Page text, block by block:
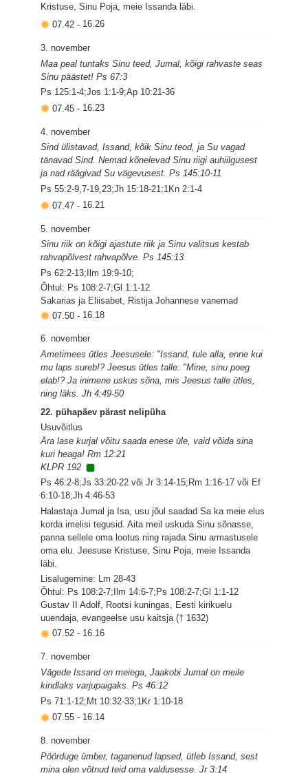
Kristuse, Sinu Poja, meie Issanda läbi.
07.42- 16.26
3. november
Maa peal tuntaks Sinu teed, Jumal, kõigi rahvaste seas
Sinu päästet! Ps 67:3
Ps 125:1-4;Jos 1:1-9;Ap 10:21-36
07.45- 16.23
4. november
Sind ülistavad, Issand, kõik Sinu teod, ja Su vagad
tänavad Sind. Nemad kõnelevad Sinu riigi auhiilgusest
ja nad räägivad Su vägevusest. Ps 145:10-11
Ps 55:2-9,7-19,23;Jh 15:18-21;1Kn 2:1-4
07.47- 16.21
5. november
Sinu riik on kõigi ajastute riik ja Sinu valitsus kestab
rahvapõlvest rahvapõlve. Ps 145:13
Ps 62:2-13;Ilm 19:9-10;
Õhtul: Ps 108:2-7;Gl 1:1-12
Sakarias ja Eliisabet, Ristija Johannese vanemad
07.50- 16.18
6. november
Ametimees ütles Jeesusele: "Issand, tule alla, enne kui
mu laps sureb!? Jeesus ütles talle: "Mine, sinu poeg
elab!? Ja inimene uskus sõna, mis Jeesus talle ütles,
ning läks. Jh 4:49-50
22. pühapäev pärast nelipüha
Usuvõitlus
Ära lase kurjal võitu saada enese üle, vaid võida sina
kuri heaga! Rm 12:21
KLPR 192
Ps 46:2-8;Js 33:20-22 või Jr 3:14-15;Rm 1:16-17 või Ef
6:10-18;Jh 4:46-53
Halastaja Jumal ja Isa, usu jõul saadad Sa ka meie elus
korda imelisi tegusid. Aita meil uskuda Sinu sõnasse,
panna sellele oma lootus ning rajada Sinu armastusele
oma elu. Jeesuse Kristuse, Sinu Poja, meie Issanda
läbi.
Lisalugemine: Lm 28-43
Õhtul: Ps 108:2-7;Ilm 14:6-7;Ps 108:2-7;Gl 1:1-12
Gustav II Adolf, Rootsi kuningas, Eesti kirikuelu
uuendaja, evangeelse usu kaitsja († 1632)
07.52- 16.16
7. november
Vägede Issand on meiega, Jaakobi Jumal on meile
kindlaks varjupaigaks. Ps 46:12
Ps 71:1-12;Mt 10:32-33;1Kr 1:10-18
07.55- 16.14
8. november
Pöörduge ümber, taganenud lapsed, ütleb Issand, sest
mina olen võtnud teid oma valdusesse. Jr 3:14